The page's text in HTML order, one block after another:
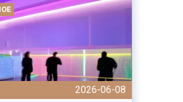
2026-06-08